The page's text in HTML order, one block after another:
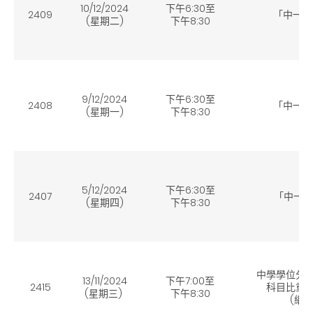
2409
10/12/2024
(星期二)
下午6:30至
下午8:30
「中一
2408
9/12/2024
(星期一)
下午6:30至
下午8:30
「中一
2407
5/12/2024
(星期四)
下午6:30至
下午8:30
「中一
2415
13/11/2024
(星期三)
下午7:00至
下午8:30
中學學位分
科目比重
(網